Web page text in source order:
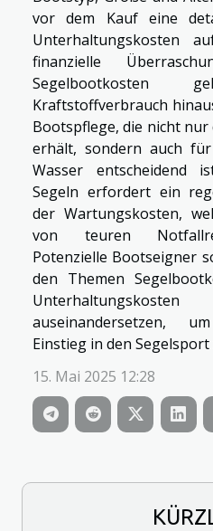
vor dem Kauf eine
Unterhaltungskosten
finanzielle
Kraftstoffverbrauch
Bootspflege, die nicht
erhält, sondern auch
Wasser entscheidend
Segeln erfordert ein
der Wartungskosten,
von teuren
Potenzielle Bootseigner
den Themen
auseinandersetzen,
Einstieg in den
15. Mai 2025 12:28